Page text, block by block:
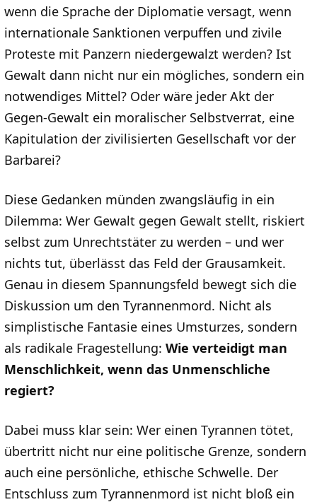
wenn die Sprache der Diplomatie versagt, wenn
internationale Sanktionen verpuffen und zivile
Proteste mit Panzern niedergewalzt werden? Ist
Gewalt dann nicht nur ein mögliches, sondern ein
notwendiges Mittel? Oder wäre jeder Akt der
Gegen-Gewalt ein moralischer Selbstverrat, eine
Kapitulation der zivilisierten Gesellschaft vor der
Barbarei?
Diese Gedanken münden zwangsläufig in ein
Dilemma: Wer Gewalt gegen Gewalt stellt, riskiert
selbst zum Unrechtstäter zu werden – und wer
nichts tut, überlässt das Feld der Grausamkeit.
Genau in diesem Spannungsfeld bewegt sich die
Diskussion um den Tyrannenmord. Nicht als
simplistische Fantasie eines Umsturzes, sondern
als radikale Fragestellung: Wie verteidigt man
Menschlichkeit, wenn das Unmenschliche
regiert?
Dabei muss klar sein: Wer einen Tyrannen tötet,
übertritt nicht nur eine politische Grenze, sondern
auch eine persönliche, ethische Schwelle. Der
Entschluss zum Tyrannenmord ist nicht bloß ein